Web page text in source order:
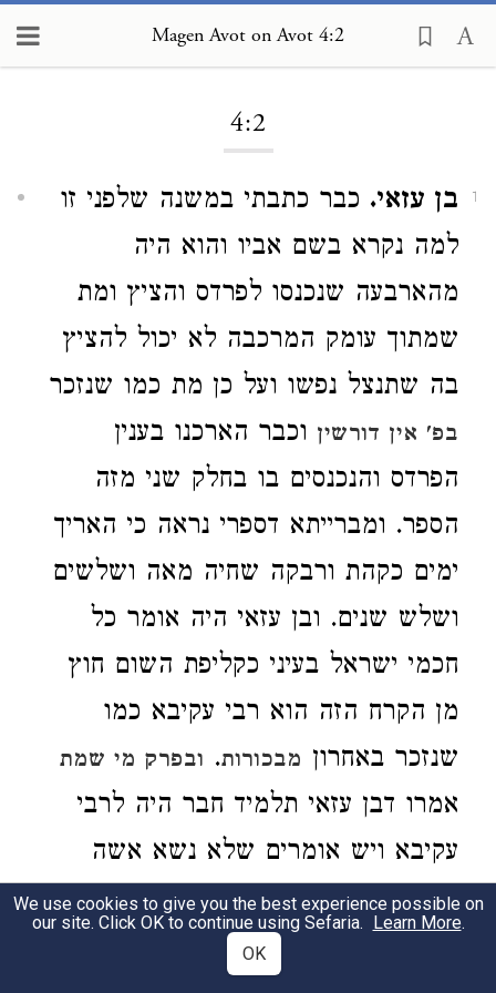
Magen Avot on Avot 4:2
4:2
1 בן עזאי. כבר כתבתי במשנה שלפני זו
למה נקרא בשם אביו והוא היה
מהארבעה שנכנסו לפרדס והציץ ומת
שמתוך עומק המרכבה לא יכול להציץ
בה שתנצל נפשו ועל כן מת כמו שנזכר
בפ' אין דורשין וכבר הארכנו בענין
הפרדס והנכנסים בו בחלק שני מזה
הספר. ומברייתא דספרי נראה כי האריך
ימים כקהת ורבקה שחיה מאה ושלשים
ושלש שנים. ובן עזאי היה אומר כל
חכמי ישראל בעיני כקליפת השום חוץ
מן הקרח הזה הוא רבי עקיבא כמו
שנזכר באחרון מבכורות. ובפרק מי שמת
אמרו דבן עזאי תלמיד חבר היה לרבי
עקיבא ויש אומרים שלא נשא אשה
לעולם ויש אומרים נשא ופירש כמו
שנזכר בראשון מסוטה ובפרק הבא על
We use cookies to give you the best experience possible on
our site. Click OK to continue using Sefaria. Learn More.
OK